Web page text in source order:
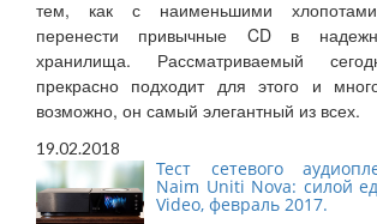
тем, как с наименьшими
перенести привычные CD в
хранилища. Рассматриваемый
прекрасно подходит для этого и
возможно, он самый элегантный из всех.
19.02.2018
Тест сетевого
Naim Uniti Nova: силой
Video, февраль 2017.